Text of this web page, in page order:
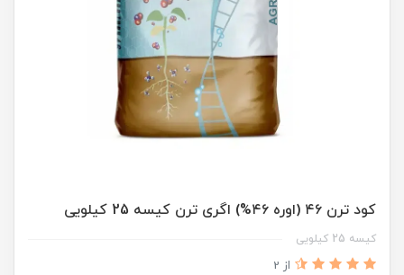
کود ترن ۴۶ (اوره ۴۶%) اگری ترن کیسه 25 کیلویی
کیسه 25 کیلویی
از 2